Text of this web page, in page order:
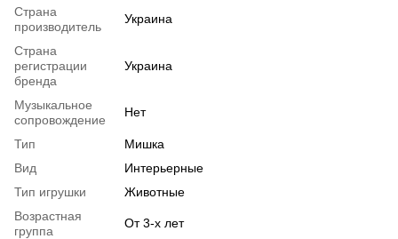
Страна
производитель
Украина
Страна
регистрации
бренда
Украина
Музыкальное
сопровождение
Нет
Тип
Мишка
Вид
Интерьерные
Тип игрушки
Животные
Возрастная
группа
От 3-х лет